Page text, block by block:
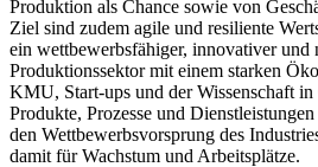
Produktion als Chance sowie von
Ziel sind zudem agile und resiliente
ein wettbewerbsfähiger, innovativer und
Produktionssektor mit einem starken
KMU, Start-ups und der Wissenschaft
Produkte, Prozesse und
den Wettbewerbsvorsprung des
damit für Wachstum und Arbeitsplätze.